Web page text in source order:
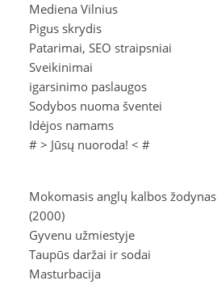
Mediena Vilnius
Pigus skrydis
Patarimai, SEO straipsniai
Sveikinimai
igarsinimo paslaugos
Sodybos nuoma šventei
Idėjos namams
# > Jūsų nuoroda! < #
Mokomasis anglų kalbos žodynas
(2000)
Gyvenu užmiestyje
Taupūs daržai ir sodai
Masturbacija